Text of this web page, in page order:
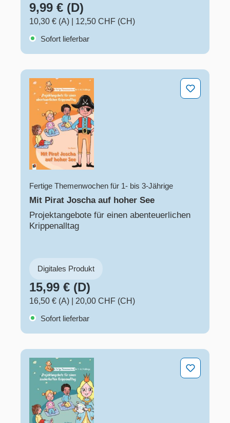
9,99 € (D)
10,30 € (A)
12,50 CHF (CH)
Sofort lieferbar
Mit Pirat Joscha auf hoher See
Fertige Themenwochen für 1- bis 3-Jährige
Mit Pirat Joscha auf hoher See
Projektangebote für einen abenteuerlichen
Krippenalltag
Digitales Produkt
15,99 € (D)
16,50 € (A)
20,00 CHF (CH)
Sofort lieferbar
Prinzessin Mathildas Zauberkugel